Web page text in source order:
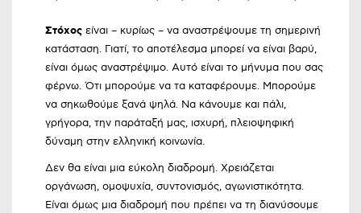
Στόχος είναι – κυρίως – να αναστρέψουμε τη σημερινή
κατάσταση. Γιατί, το αποτέλεσμα μπορεί να είναι βαρύ,
είναι όμως αναστρέψιμο. Αυτό είναι το μήνυμα που σας
φέρνω. Ότι μπορούμε να τα καταφέρουμε. Μπορούμε
να σηκωθούμε ξανά ψηλά. Να κάνουμε και πάλι,
γρήγορα, την παράταξή μας, ισχυρή, πλειοψηφική
δύναμη στην ελληνική κοινωνία.
Δεν θα είναι μια εύκολη διαδρομή. Χρειάζεται
οργάνωση, ομοψυχία, συντονισμός, αγωνιστικότητα.
Είναι όμως μια διαδρομή που πρέπει να τη διανύσουμε